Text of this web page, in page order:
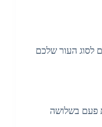
לסוג העור שלכם
פעם בשלושה